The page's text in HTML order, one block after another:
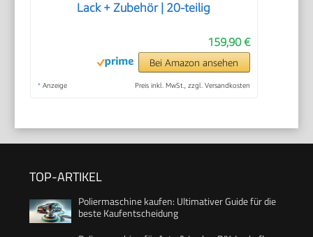
Lack + Zubehör | 20-teilig
159,90 €
Bei Amazon ansehen
* Anzeige Preis inkl. MwSt., zzgl. Versandkosten
TOP-ARTIKEL
Poliermaschine kaufen: Ultimativer Guide für die
beste Kaufentscheidung